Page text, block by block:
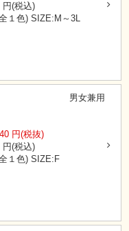
円(税込)
１色) SIZE:M～3L
男女兼用
円(税抜)
円(税込)
１色) SIZE:F